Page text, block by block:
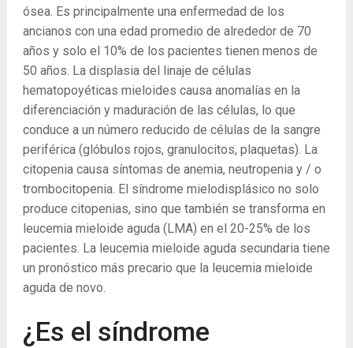
ósea. Es principalmente una enfermedad de los
ancianos con una edad promedio de alrededor de 70
años y solo el 10% de los pacientes tienen menos de
50 años. La displasia del linaje de células
hematopoyéticas mieloides causa anomalías en la
diferenciación y maduración de las células, lo que
conduce a un número reducido de células de la sangre
periférica (glóbulos rojos, granulocitos, plaquetas). La
citopenia causa síntomas de anemia, neutropenia y / o
trombocitopenia. El síndrome mielodisplásico no solo
produce citopenias, sino que también se transforma en
leucemia mieloide aguda (LMA) en el 20-25% de los
pacientes. La leucemia mieloide aguda secundaria tiene
un pronóstico más precario que la leucemia mieloide
aguda de novo.
¿Es el síndrome